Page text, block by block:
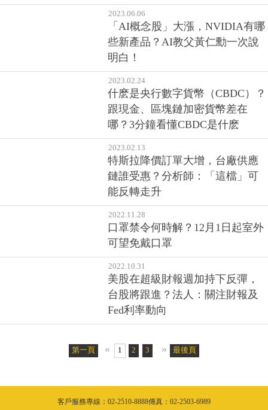
2023.06.06
「AI概念股」大漲，NVIDIA有哪
些新產品？AI教父黃仁勳一次說
明白！
2023.02.24
什麽是央行數字貨幣（CBDC）？
跟現金、區塊鏈加密貨幣差在
哪？3分鐘看懂CBDC是什麽
2023.02.13
特斯拉降價訂單大增，台廠供應
鏈誰受惠？分析師：「這檔」可
能反轉走升
2022.11.28
口罩禁令何時解？12月1日起室外
可望免戴口罩
2022.10.31
美股在超級財報週加持下反彈，
台股將跟進？法人：關注財報及
Fed利率動向
第一頁 « 1 2 3 4 5 6
» 最後頁
客戶服務專線：02-2510-8888傳真：02-2503-6989